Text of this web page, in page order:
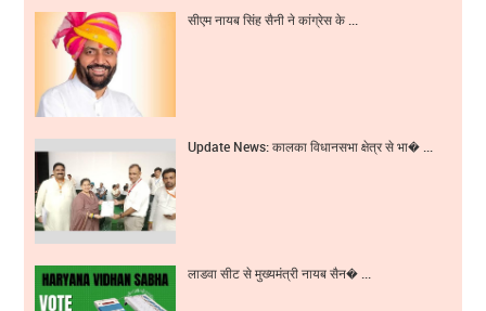
सीएम नायब सिंह सैनी ने कांग्रेस के ...
Update News: कालका विधानसभा क्षेत्र से भा� ...
लाडवा सीट से मुख्यमंत्री नायब सैन� ...